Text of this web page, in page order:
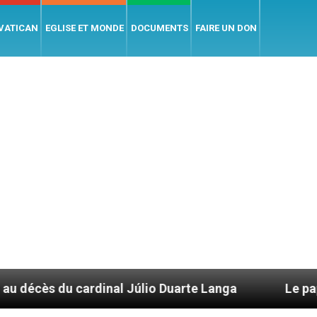
EGLISE ET MONDE DOCUMENTS FAIRE UN DON
Júlio Duarte Langa Le pape Léon XIV